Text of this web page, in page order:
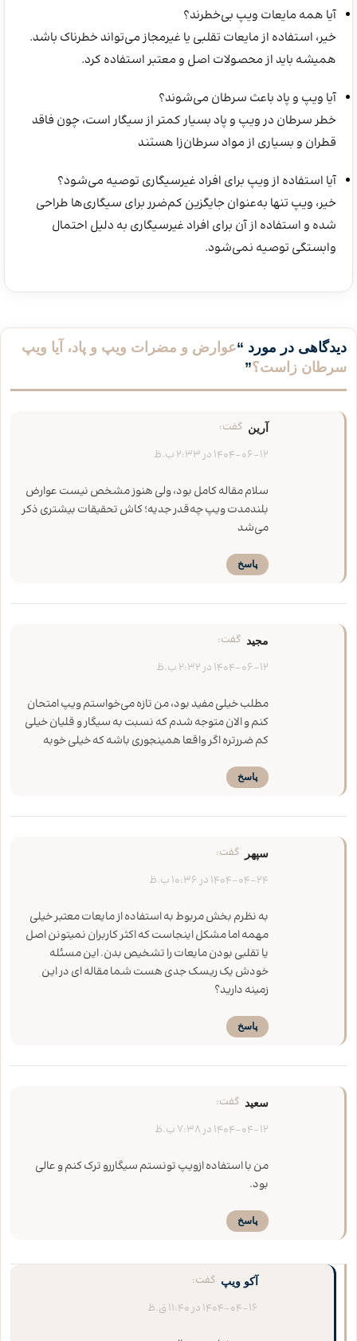
آیا همه مایعات ویپ بی‌خطرند؟
خیر، استفاده از مایعات تقلبی یا غیرمجاز می‌تواند خطرناک باشد.
همیشه باید از محصولات اصل و معتبر استفاده کرد.
آیا ویپ و پاد باعث سرطان می‌شوند؟
خطر سرطان در ویپ و پاد بسیار کمتر از سیگار است، چون فاقد
قطران و بسیاری از مواد سرطان‌زا هستند
آیا استفاده از ویپ برای افراد غیرسیگاری توصیه می‌شود؟
خیر، ویپ تنها به‌عنوان جایگزین کم‌ضرر برای سیگاری‌ها طراحی
شده و استفاده از آن برای افراد غیرسیگاری به دلیل احتمال
وابستگی توصیه نمی‌شود.
دیدگاهی در مورد “عوارض و مضرات ویپ و پاد، آیا ویپ
سرطان زاست؟”
آرین گفت:
1404-06-12 در 2:33 ب.ظ
سلام مقاله کامل بود، ولی هنوز مشخص نیست عوارض
بلندمدت ویپ چه‌قدر جدیه؛ کاش تحقیقات بیشتری ذکر
می‌شد
پاسخ
مجید گفت:
1404-06-12 در 2:32 ب.ظ
مطلب خیلی مفید بود، من تازه می‌خواستم ویپ امتحان
کنم و الان متوجه شدم که نسبت به سیگار و قلیان خیلی
کم‌ ضررتره اگر واقعا همینجوری باشه که خیلی خوبه
پاسخ
سپهر
گفت:
1404-04-24 در 10:36 ب.ظ
به نظرم بخش مربوط به استفاده از مایعات معتبر خیلی
مهمه اما مشکل اینجاست که اکثر کاربران نمیتونن اصل
یا تقلبی بودن مایعات را تشخیص بدن. این مسئله
خودش یک ریسک جدی هست شما مقاله ای در این
زمینه دارید؟
پاسخ
سعید گفت:
1404-04-12 در 7:38 ب.ظ
من با استفاده ازویپ تونستم سیگاررو ترک کنم و عالی
بود.
پاسخ
آکو ویپ گفت:
1404-04-16 در 11:40 ق.ظ